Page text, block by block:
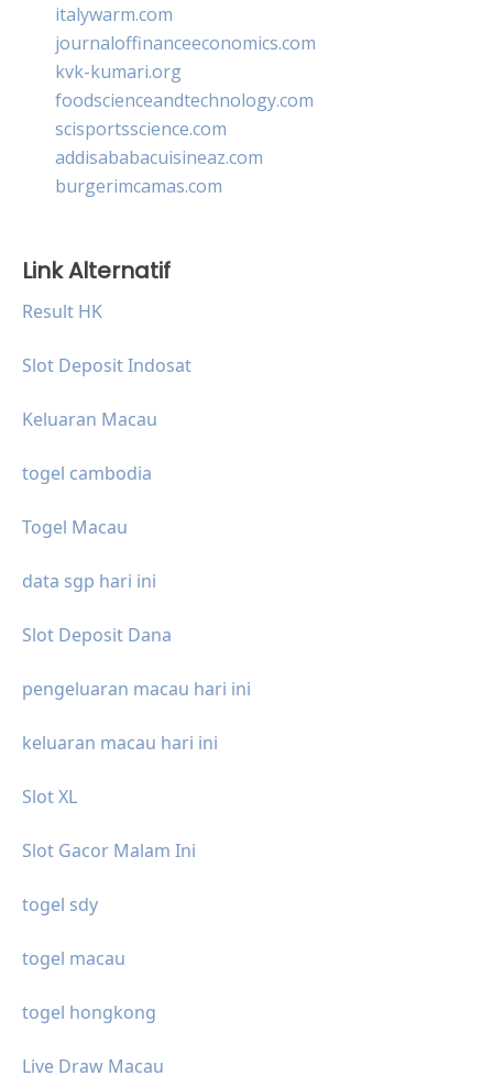
italywarm.com
journaloffinanceeconomics.com
kvk-kumari.org
foodscienceandtechnology.com
scisportsscience.com
addisababacuisineaz.com
burgerimcamas.com
Link Alternatif
Result HK
Slot Deposit Indosat
Keluaran Macau
togel cambodia
Togel Macau
data sgp hari ini
Slot Deposit Dana
pengeluaran macau hari ini
keluaran macau hari ini
Slot XL
Slot Gacor Malam Ini
togel sdy
togel macau
togel hongkong
Live Draw Macau